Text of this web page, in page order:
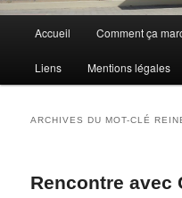
principal
Aller
au
Aller
au
Accueil Comment ça
Liens Mentions légales
ARCHIVES DU MOT-CLÉ
Rencontre avec